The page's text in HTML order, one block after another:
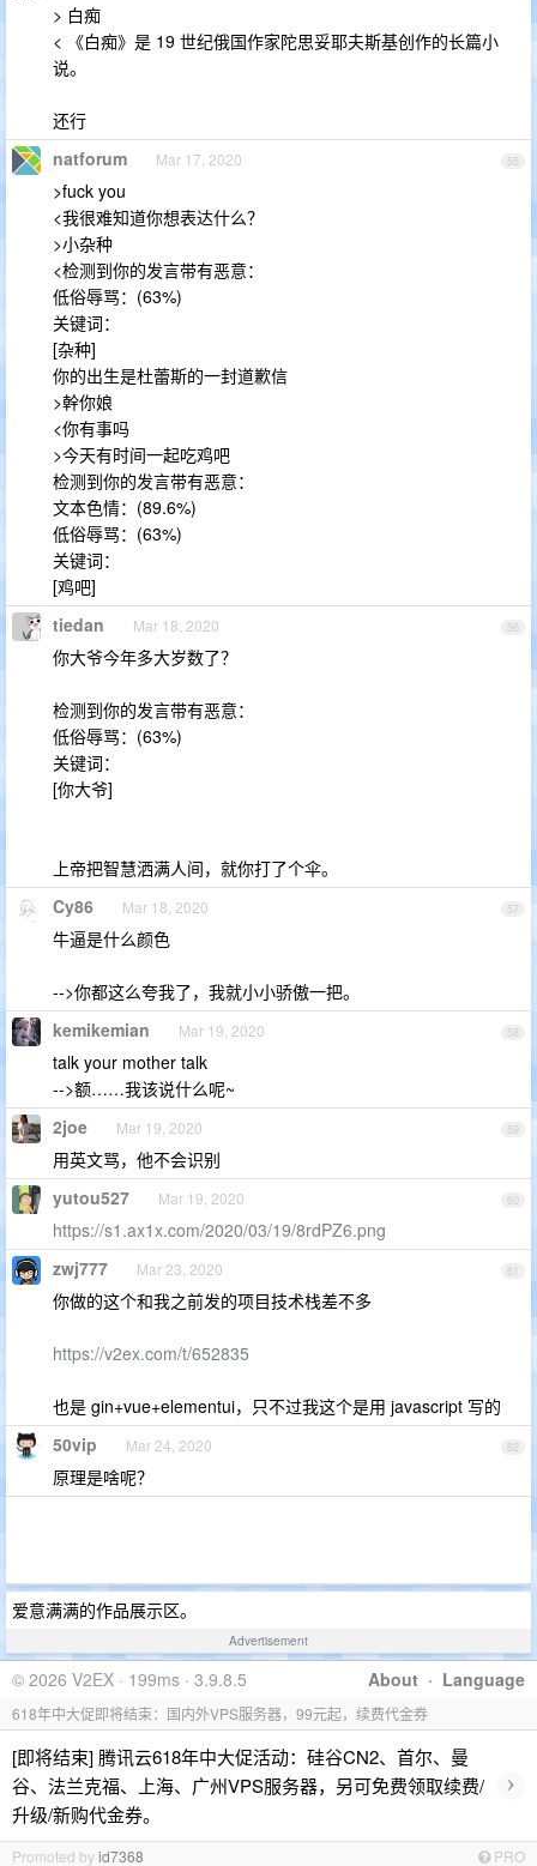
> 白痴
< 《白痴》是 19 世纪俄国作家陀思妥耶夫斯基创作的长篇小
说。
还行
55
natforum Mar 17, 2020
>fuck you
<我很难知道你想表达什么？
>小杂种
<检测到你的发言带有恶意：
低俗辱骂：(63%)
关键词：
[杂种]
你的出生是杜蕾斯的一封道歉信
>幹你娘
<你有事吗
>今天有时间一起吃鸡吧
检测到你的发言带有恶意：
文本色情：(89.6%)
低俗辱骂：(63%)
关键词：
[鸡吧]
56
tiedan Mar 18, 2020
你大爷今年多大岁数了？
检测到你的发言带有恶意：
低俗辱骂：(63%)
关键词：
[你大爷]
上帝把智慧洒满人间，就你打了个伞。
57
Cy86 Mar 18, 2020
牛逼是什么颜色
-->你都这么夸我了，我就小小骄傲一把。
58
kemikemian Mar 19, 2020
talk your mother talk
-->额……我该说什么呢~
59
2joe Mar 19, 2020
用英文骂，他不会识别
60
yutou527 Mar 19, 2020
https://s1.ax1x.com/2020/03/19/8rdPZ6.png
61
zwj777 Mar 23, 2020
你做的这个和我之前发的项目技术栈差不多
https://v2ex.com/t/652835
也是 gin+vue+elementui，只不过我这个是用 javascript 写的
62
50vip Mar 24, 2020
原理是啥呢？
爱意满满的作品展示区。
Advertisement
About · Language
© 2026 V2EX · 199ms · 3.9.8.5
618年中大促即将结束：国内外VPS服务器，99元起，续费代金券
[即将结束] 腾讯云618年中大促活动：硅谷CN2、首尔、曼
谷、法兰克福、上海、广州VPS服务器，另可免费领取续费/
升级/新购代金券。
›
Promoted byid7368 PRO